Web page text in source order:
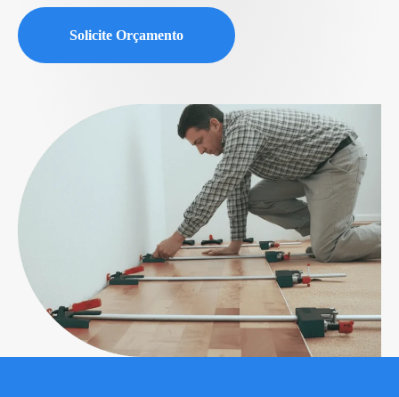
Solicite Orçamento